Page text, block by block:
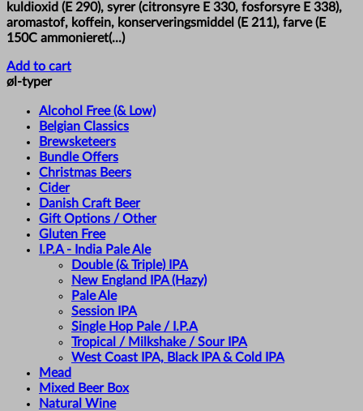
kuldioxid (E 290), syrer (citronsyre E 330, fosforsyre E 338),
aromastof, koffein, konserveringsmiddel (E 211), farve (E
150C ammonieret(...)
Add to cart
øl-typer
Alcohol Free (& Low)
Belgian Classics
Brewsketeers
Bundle Offers
Christmas Beers
Cider
Danish Craft Beer
Gift Options / Other
Gluten Free
I.P.A - India Pale Ale
Double (& Triple) IPA
New England IPA (Hazy)
Pale Ale
Session IPA
Single Hop Pale / I.P.A
Tropical / Milkshake / Sour IPA
West Coast IPA, Black IPA & Cold IPA
Mead
Mixed Beer Box
Natural Wine